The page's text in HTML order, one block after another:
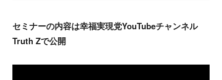
セミナーの内容は幸福実現党YouTubeチャンネル
Truth Zで公開